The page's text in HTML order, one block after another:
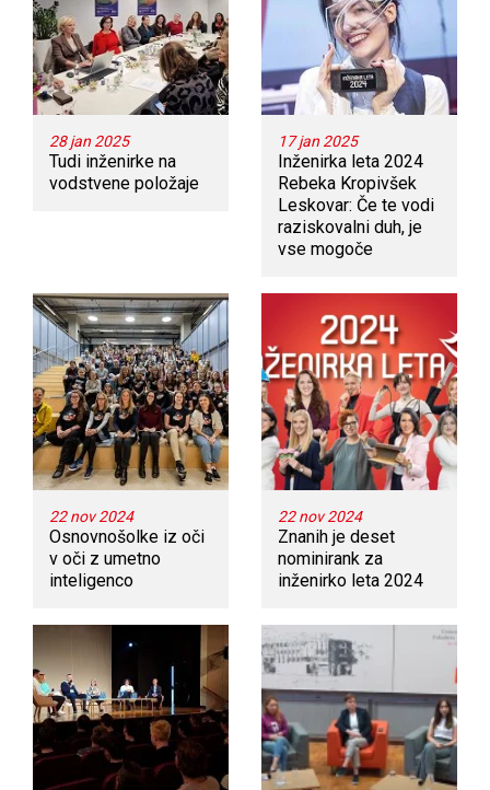
28 jan 2025
Tudi inženirke na
vodstvene položaje
17 jan 2025
Inženirka leta 2024
Rebeka Kropivšek
Leskovar: Če te vodi
raziskovalni duh, je
vse mogoče
22 nov 2024
Osnovnošolke iz oči
v oči z umetno
inteligenco
22 nov 2024
Znanih je deset
nominirank za
inženirko leta 2024